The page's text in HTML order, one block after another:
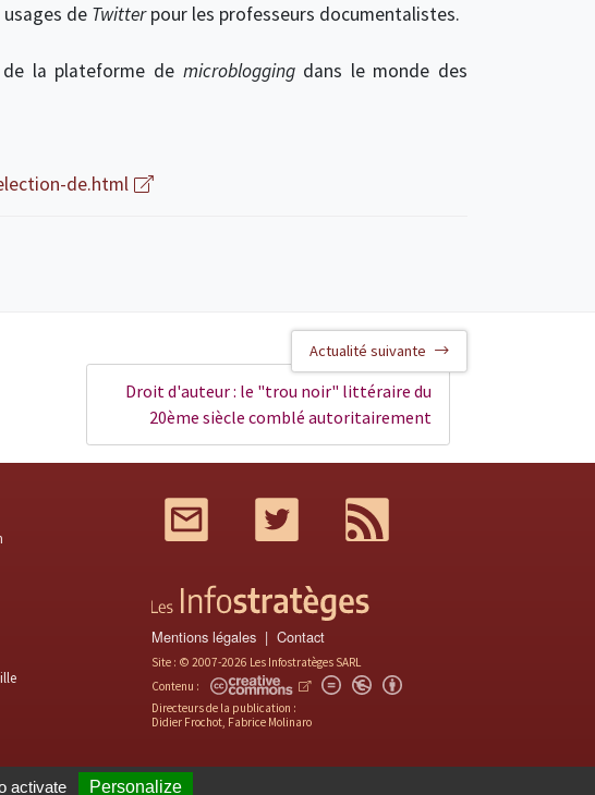
de Twitterpour les professeurs documentalistes.
la plateforme de microbloggingdans le monde des
de.html
Actualité suivante
Droit d'auteur : le "trou noir" littéraire du
20ème siècle comblé autoritairement
Twitter
Mentions légales Contact
Site : © 2007-2026 Les Infostratèges SARL
Contenu :
Directeurs de la publication :
Didier Frochot, Fabrice Molinaro
activate Personalize